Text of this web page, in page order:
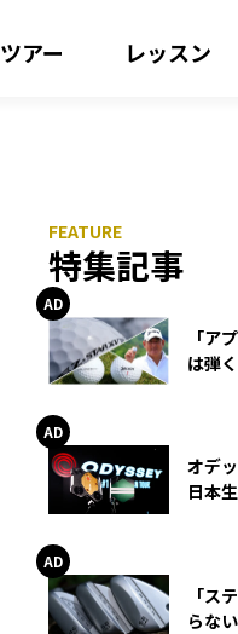
ツアー レッスン
特集記事
「ア
は弾
オデ
日本
「ス
らな